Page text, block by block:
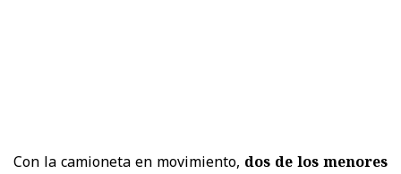
Con la camioneta en movimiento, dos de los menores